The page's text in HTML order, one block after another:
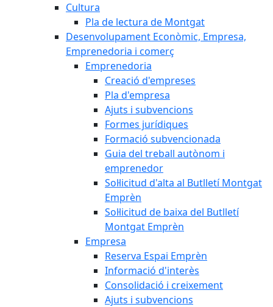
Cultura
Pla de lectura de Montgat
Desenvolupament Econòmic, Empresa,
Emprenedoria i comerç
Emprenedoria
Creació d'empreses
Pla d'empresa
Ajuts i subvencions
Formes jurídiques
Formació subvencionada
Guia del treball autònom i
emprenedor
Sol·licitud d'alta al Butlletí Montgat
Emprèn
Sol·licitud de baixa del Butlletí
Montgat Emprèn
Empresa
Reserva Espai Emprèn
Informació d'interès
Consolidació i creixement
Ajuts i subvencions